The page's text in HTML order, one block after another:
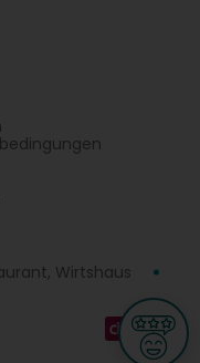
Wirtshaus